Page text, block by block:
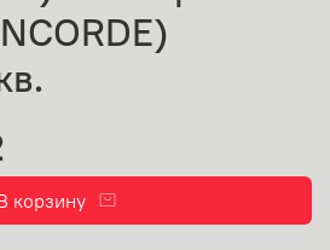
корзину